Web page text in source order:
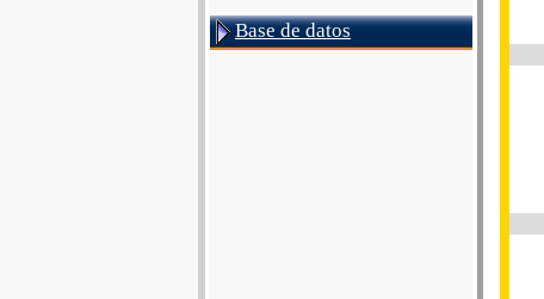
Base de datos